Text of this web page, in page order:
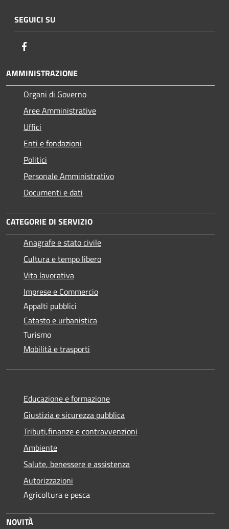
SEGUICI SU
AMMINISTRAZIONE
Organi di Governo
Aree Amministrative
Uffici
Enti e fondazioni
Politici
Personale Amministrativo
Documenti e dati
CATEGORIE DI SERVIZIO
Anagrafe e stato civile
Cultura e tempo libero
Vita lavorativa
Imprese e Commercio
Appalti pubblici
Catasto e urbanistica
Turismo
Mobilità e trasporti
Educazione e formazione
Giustizia e sicurezza pubblica
Tributi,finanze e contravvenzioni
Ambiente
Salute, benessere e assistenza
Autorizzazioni
Agricoltura e pesca
NOVITÀ